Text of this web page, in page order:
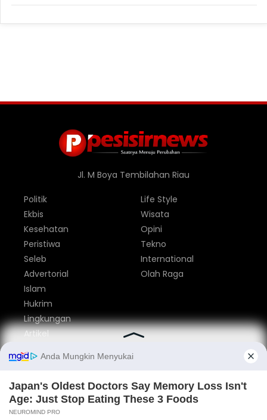
Jl. M Boya Tembilahan Riau
Politik
Ekbis
Kesehatan
Peristiwa
Seleb
Advertorial
Life Style
Wisata
Opini
Tekno
International
Olah Raga
Islam
Hukrim
Lingkungan
Artikel
Parlemen
Nasional
Tentang Kami Redaksi
Pedoman Media Siber